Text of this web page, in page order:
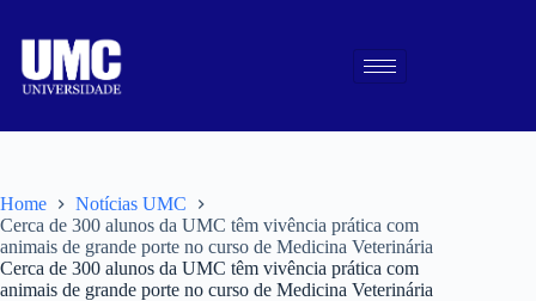
Home
Notícias UMC
Cerca de 300 alunos da UMC têm vivência prática com
animais de grande porte no curso de Medicina Veterinária
Cerca de 300 alunos da UMC têm vivência prática com
animais de grande porte no curso de Medicina Veterinária